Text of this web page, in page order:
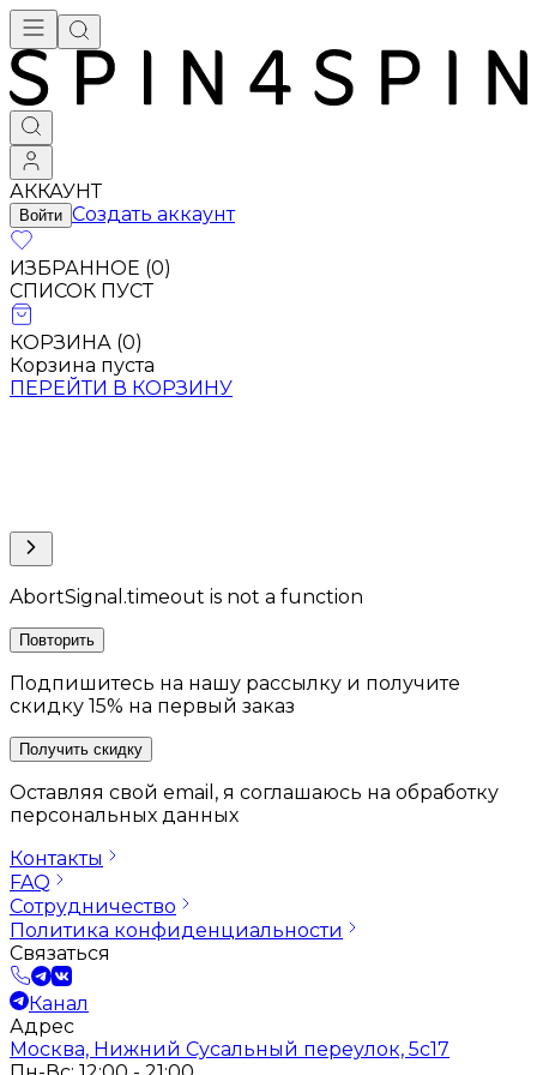
АККАУНТ
Войти Создать аккаунт
ИЗБРАННОЕ (0)
СПИСОК ПУСТ
КОРЗИНА (0)
Корзина пуста
ПЕРЕЙТИ В КОРЗИНУ
AbortSignal.timeout is not a function
Повторить
Подпишитесь на нашу рассылку и получите
скидку 15% на первый заказ
Получить скидку
Оставляя свой email, я соглашаюсь на обработку
персональных данных
Контакты
FAQ
Сотрудничество
Политика конфиденциальности
Связаться
Канал
Адрес
Москва, Нижний Сусальный переулок, 5с17